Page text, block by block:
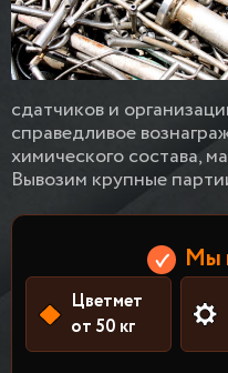
сдатчиков и
справедливое
химического состава,
Вывозим крупные
Мы
Цветмет
от 50 кг